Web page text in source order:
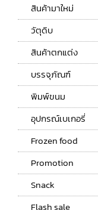
สินค้ามาใหม่
วัตุดิบ
สินค้าตกแต่ง
บรรจุภัณฑ์
พิมพ์ขนม
อุปกรณ์เบเกอรี่
Frozen food
Promotion
Snack
Flash sale